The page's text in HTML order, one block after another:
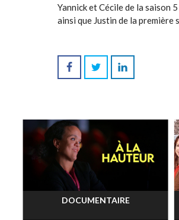
Yannick et Cécile de la saison 5
ainsi que Justin de la première
DOCUMENTAIRE